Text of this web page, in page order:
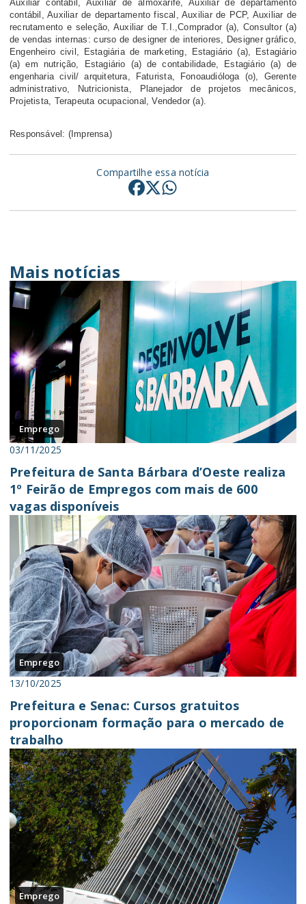
Auxiliar contábil, Auxiliar de almoxarife, Auxiliar de departamento
contábil, Auxiliar de departamento fiscal, Auxiliar de PCP, Auxiliar de
recrutamento e seleção, Auxiliar de T.I.,Comprador (a), Consultor (a)
de vendas internas: curso de designer de interiores, Designer gráfico,
Engenheiro civil, Estagiária de marketing, Estagiário (a), Estagiário
(a) em nutrição, Estagiário (a) de contabilidade, Estagiário (a) de
engenharia civil/ arquitetura, Faturista, Fonoaudióloga (o), Gerente
administrativo, Nutricionista, Planejador de projetos mecânicos,
Projetista, Terapeuta ocupacional, Vendedor (a).
Responsável: (Imprensa)
Compartilhe essa notícia
Mais notícias
Emprego
03/11/2025
Prefeitura de Santa Bárbara d’Oeste realiza
1º Feirão de Empregos com mais de 600
vagas disponíveis
Emprego
13/10/2025
Prefeitura e Senac: Cursos gratuitos
proporcionam formação para o mercado de
trabalho
Emprego